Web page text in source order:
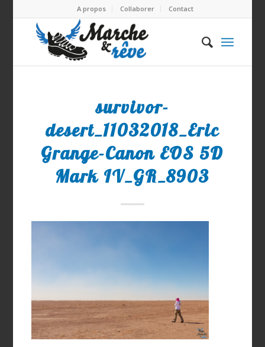
A propos Collaborer Contact
survivor-
desert_11032018_Eric
Grange-Canon EOS 5D
Mark IV_GR_8903